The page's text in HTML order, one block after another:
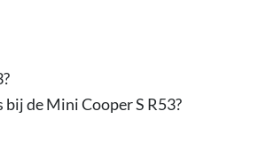
de Mini Cooper S R53?